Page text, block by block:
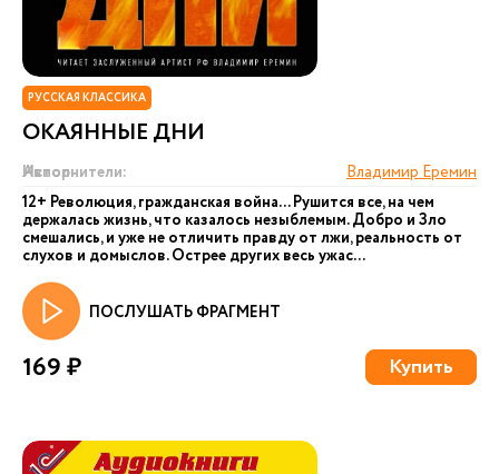
РУССКАЯ КЛАССИКА
ОКАЯННЫЕ ДНИ
Автор:
Исполнители:
Владимир Еремин
12+ Революция, гражданская война... Рушится все, на чем
держалась жизнь, что казалось незыблемым. Добро и Зло
смешались, и уже не отличить правду от лжи, реальность от
слухов и домыслов. Острее других весь ужас...
ПОСЛУШАТЬ ФРАГМЕНТ
169 ₽ Купить